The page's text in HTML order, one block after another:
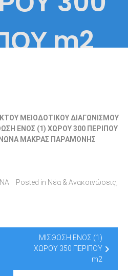
m2
ΜΕΙΟΔΟΤΙΚΟΥ ΔΙΑΓΩΝΙΣΜΟΥ
ΕΝΟΣ (1) ΧΩΡΟΥ 300 ΠΕΡΙΠΟΥ
ΜΑΚΡΑΣ ΠΑΡΑΜΟΝΗΣ
Posted in Νέα & Ανακοινώσεις
ΜΙΣΘΩΣΗ ΕΝΟΣ (1)
ΧΩΡΟΥ 350 ΠΕΡΙΠΟΥ
m2